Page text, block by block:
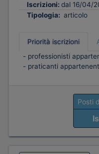
Iscrizioni: dal 16/04/
Tipologia: articolo
Priorità iscrizioni
- professionisti
- praticanti
Posti